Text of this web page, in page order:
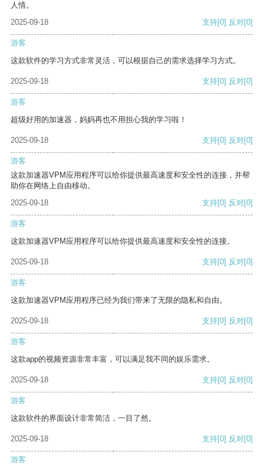
人情。
2025-09-18
支持[0] 反对[0]
游客
这款软件的学习方式非常灵活，可以根据自己的需求选择学习方式。
2025-09-18 支持[0] 反对[0]
游客
超级好用的加速器，妈妈再也不用担心我的学习啦！
2025-09-18 支持[0] 反对[0]
游客
这款加速器VPM应用程序可以给你提供最高速度和安全性的连接，并帮
助你在网络上自由移动。
2025-09-18
支持[0] 反对[0]
游客
这款加速器VPM应用程序可以给你提供最高速度和安全性的连接。
2025-09-18 支持[0] 反对[0]
游客
这款加速器VPM应用程序已经为我们带来了无限的隐私和自由。
2025-09-18 支持[0] 反对[0]
游客
这款app的视频资源非常丰富，可以满足我不同的娱乐需求。
2025-09-18 支持[0] 反对[0]
游客
这款软件的界面设计非常简洁，一目了然。
2025-09-18 支持[0] 反对[0]
游客